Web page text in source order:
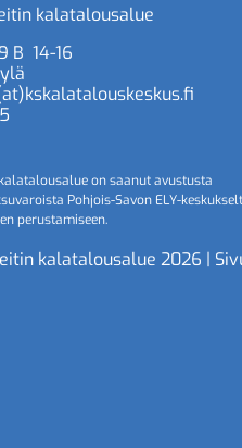
kalatalousalue
B 14-16
on saanut avustusta
Pohjois-Savon ELY-
perustamiseen.
kalatalousalue 2026 |